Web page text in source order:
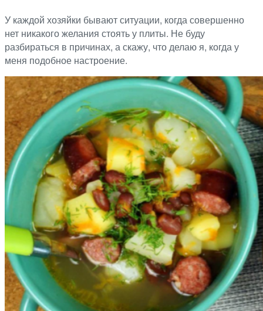
У каждой хозяйки бывают ситуации, когда совершенно
нет никакого желания стоять у плиты. Не буду
разбираться в причинах, а скажу, что делаю я, когда у
меня подобное настроение.